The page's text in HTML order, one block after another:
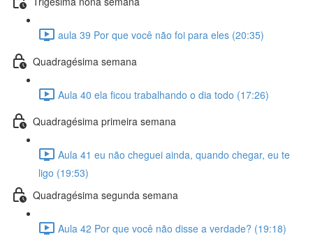
aula 39 Por que você não foi para eles (20:35)
Quadragésima semana
Aula 40 ela ficou trabalhando o dia todo (17:26)
Quadragésima primeira semana
Aula 41 eu não cheguei ainda, quando chegar, eu te
ligo (19:53)
Quadragésima segunda semana
Aula 42 Por que você não disse a verdade? (19:18)